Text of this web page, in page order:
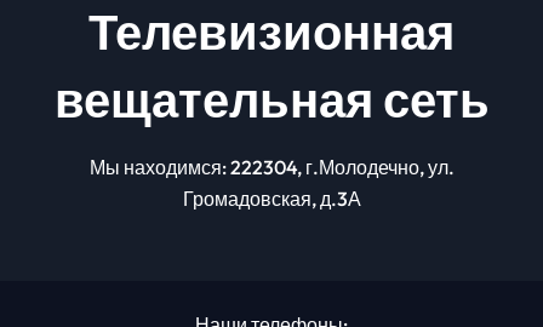
Телевизионная
вещательная сеть
Мы находимся: 222304, г.Молодечно, ул.
Громадовская, д.3А